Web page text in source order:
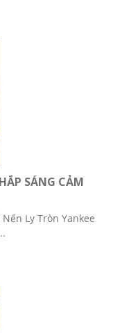
SÁNG CẢM
Ly Tròn Yankee